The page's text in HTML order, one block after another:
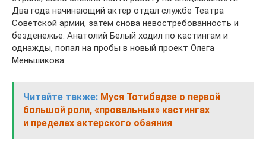
Два года начинающий актер отдал службе Театра
Советской армии, затем снова невостребованность и
безденежье. Анатолий Белый ходил по кастингам и
однажды, попал на пробы в новый проект Олега
Меньшикова.
Читайте также: Муся Тотибадзе о первой
большой роли, «провальных» кастингах
и пределах актерского обаяния